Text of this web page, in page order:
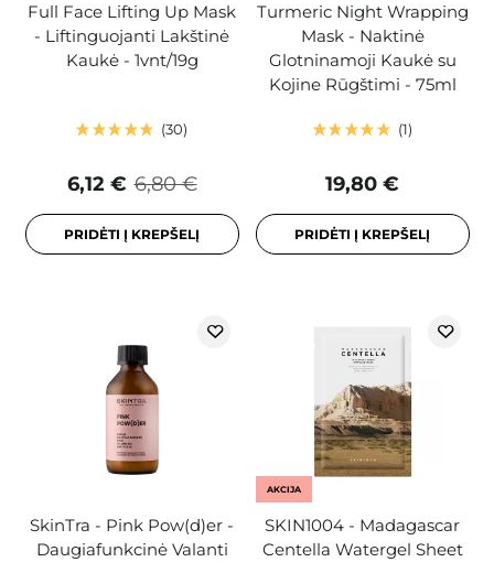
Full Face Lifting Up Mask
- Liftinguojanti Lakštinė
Kaukė - 1vnt/19g
30
6,80 €
6,12 €
PRIDĖTI Į KREPŠELĮ
Turmeric Night Wrapping
Mask - Naktinė
Glotninamoji Kaukė su
Kojine Rūgštimi - 75ml
1
19,80 €
PRIDĖTI Į KREPŠELĮ
SkinTra - Pink Pow(d)er -
Daugiafunkcinė Valanti
AKCIJA
SKIN1004 - Madagascar
Centella Watergel Sheet